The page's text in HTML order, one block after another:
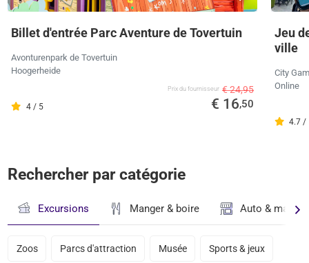
Billet d'entrée Parc Aventure de Tovertuin
Avonturenpark de Tovertuin
Hoogerheide
4 / 5
Prix ​​du fournisseur € 24,95
€ 16,50
Jeu
ville
City
Online
4.7 /
Rechercher par catégorie
Excursions Manger & boire Auto &
Zoos Parcs d'attraction Musée Sports & jeux